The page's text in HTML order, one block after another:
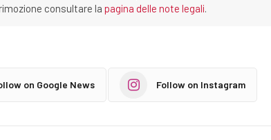
consultare la pagina delle note legali.
on Google News Follow on Instagram